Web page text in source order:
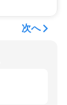
次へ